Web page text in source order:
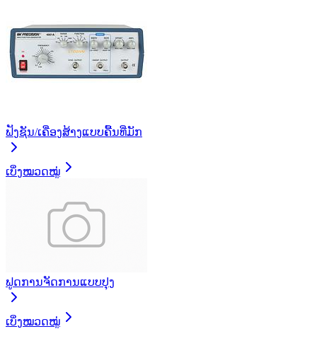
ຟັງຊັນ/ເຄື່ອງສ້າງແບບຄື້ນທີ່ມັກ
ເບິ່ງໝວດໝູ່
ຟູດການຈັດການແບບປຸງ
ເບິ່ງໝວດໝູ່